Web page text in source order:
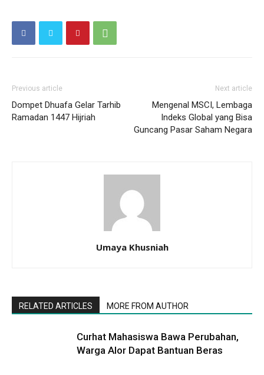
Previous article
Dompet Dhuafa Gelar Tarhib
Ramadan 1447 Hijriah
Next article
Mengenal MSCI, Lembaga
Indeks Global yang Bisa
Guncang Pasar Saham Negara
Umaya Khusniah
RELATED ARTICLES MORE FROM AUTHOR
Curhat Mahasiswa Bawa Perubahan,
Warga Alor Dapat Bantuan Beras